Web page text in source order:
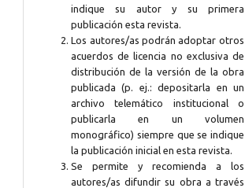
indique su autor y su primera
publicación esta revista.
Los autores/as podrán adoptar otros
acuerdos de licencia no exclusiva de
distribución de la versión de la obra
publicada (p. ej.: depositarla en un
archivo telemático institucional o
publicarla en un volumen
monográfico) siempre que se indique
la publicación inicial en esta revista.
Se permite y recomienda a los
autores/as difundir su obra a través